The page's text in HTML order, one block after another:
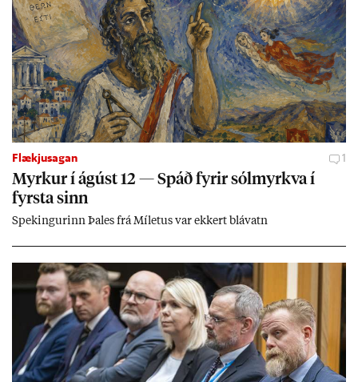
Flækjusagan 1
Myrk­ur í ág­úst 12 — Spáð fyr­ir sól­myrkva í
fyrsta sinn
Spek­ing­ur­inn Þa­les frá Míletus var ekk­ert blá­vatn